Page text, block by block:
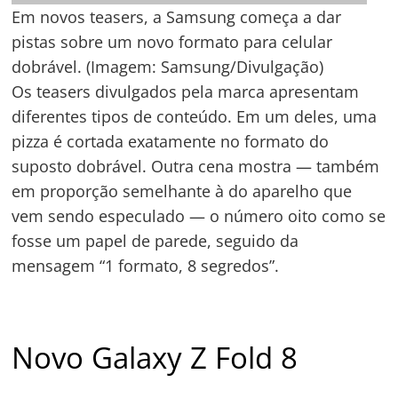
Novo Galaxy Z Fold 8
O Galaxy Unpacked deste segundo semestre,
ainda sem data confirmada pela Samsung, deve
marcar a apresentação de alguns produtos
novos. Rumores indicam que novos relógios
inteligentes e até uma segunda geração do
Galaxy Ring podem ser anunciados. Os maiores
destaques, porém, devem ser os celulares:
Galaxy Z Fold 8: rumores apontam que esse
entre ter uma tela externa menor e manter
uma proporção parecida com a de tablets